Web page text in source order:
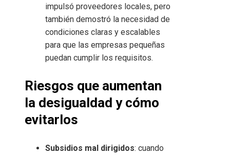
impulsó proveedores locales, pero
también demostró la necesidad de
condiciones claras y escalables
para que las empresas pequeñas
puedan cumplir los requisitos.
Riesgos que aumentan
la desigualdad y cómo
evitarlos
Subsidios mal dirigidos: cuando